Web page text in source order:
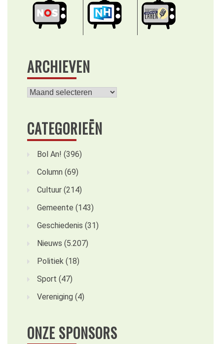
ARCHIEVEN
Archieven
CATEGORIEËN
Bol An! (396)
Column (69)
Cultuur (214)
Gemeente (143)
Geschiedenis (31)
Nieuws (5.207)
Politiek (18)
Sport (47)
Vereniging (4)
ONZE SPONSORS